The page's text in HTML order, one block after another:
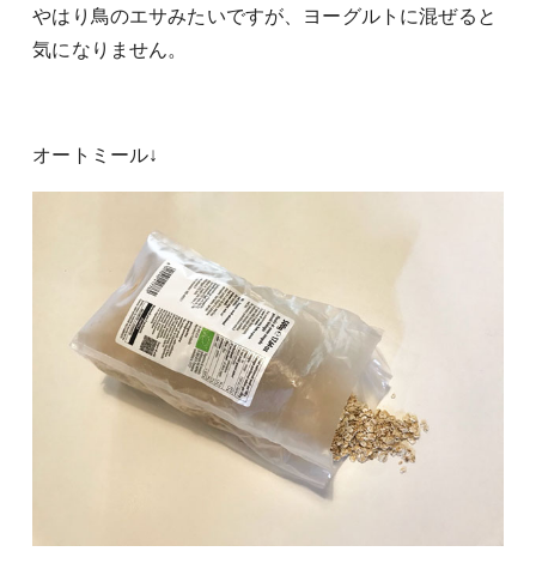
やはり鳥のエサみたいですが、ヨーグルトに混ぜると
気になりません。
オートミール↓